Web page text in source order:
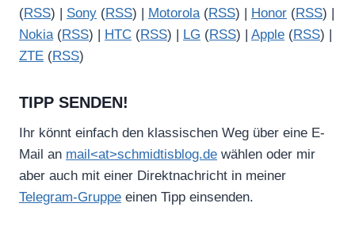
(RSS) | Sony (RSS) | Motorola(RSS) | Honor (RSS) |
Nokia(RSS) | HTC (RSS) | LG (RSS) | Apple (RSS) |
ZTE (RSS)
TIPP SENDEN!
Ihr könnt einfach den klassischen Weg über eine E-
Mail an mail<at>schmidtisblog.de wählen oder mir
aber auch mit einer Direktnachricht in meiner
Telegram-Gruppe einen Tipp einsenden.